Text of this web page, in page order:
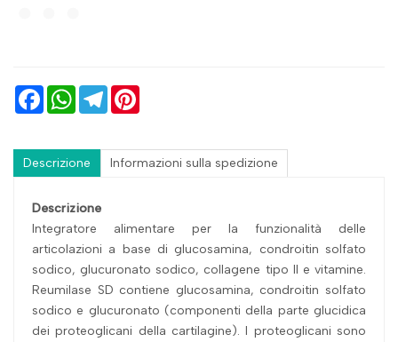
FacebookWhatsAppTelegram
Descrizione Informazioni sulla spedizione
Descrizione
Integratore alimentare per la funzionalità delle
articolazioni a base di glucosamina, condroitin solfato
sodico, glucuronato sodico, collagene tipo II e vitamine.
Reumilase SD contiene glucosamina, condroitin solfato
sodico e glucuronato (componenti della parte glucidica
dei proteoglicani della cartilagine). I proteoglicani sono